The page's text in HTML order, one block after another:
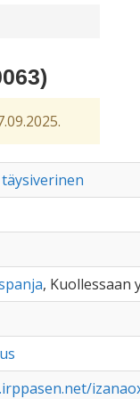
, Kuollessaan